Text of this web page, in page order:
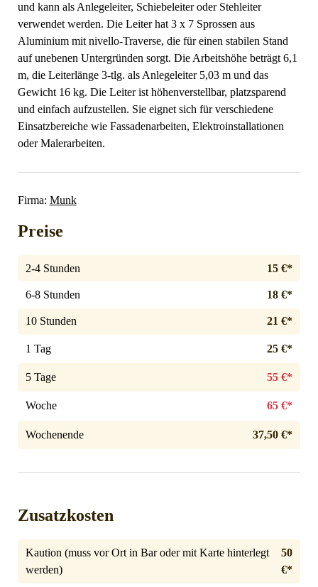
und kann als Anlegeleiter, Schiebeleiter oder Stehleiter
verwendet werden. Die Leiter hat 3 x 7 Sprossen aus
Aluminium mit nivello-Traverse, die für einen stabilen Stand
auf unebenen Untergründen sorgt. Die Arbeitshöhe beträgt 6,1
m, die Leiterlänge 3-tlg. als Anlegeleiter 5,03 m und das
Gewicht 16 kg. Die Leiter ist höhenverstellbar, platzsparend
und einfach aufzustellen. Sie eignet sich für verschiedene
Einsatzbereiche wie Fassadenarbeiten, Elektroinstallationen
oder Malerarbeiten.
Firma: Munk
Preise
2-4 Stunden 15 €*
6-8 Stunden 18 €*
10 Stunden 21 €*
1 Tag 25 €*
5 Tage 55 €*
Woche 65 €*
Wochenende 37,50 €*
Zusatzkosten
Kaution (muss vor Ort in Bar oder mit Karte hinterlegt
werden)
50
€*